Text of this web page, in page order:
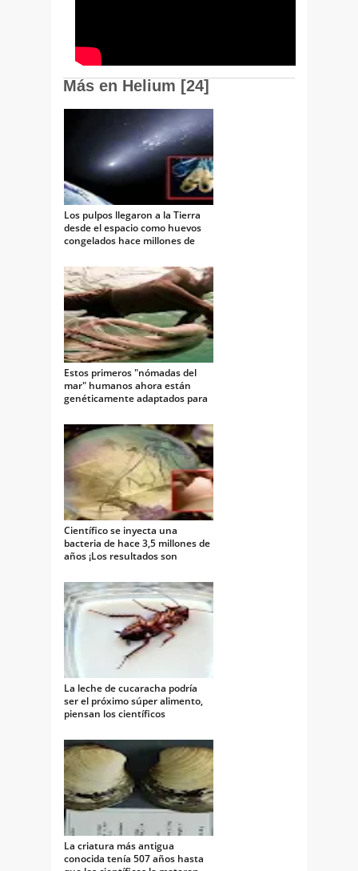
Más en Helium [24]
Los pulpos llegaron a la Tierra
desde el espacio como huevos
congelados hace millones de
Estos primeros "nómadas del
mar" humanos ahora están
genéticamente adaptados para
Científico se inyecta una
bacteria de hace 3,5 millones de
años ¡Los resultados son
La leche de cucaracha podría
ser el próximo súper alimento,
piensan los científicos
La criatura más antigua
conocida tenía 507 años hasta